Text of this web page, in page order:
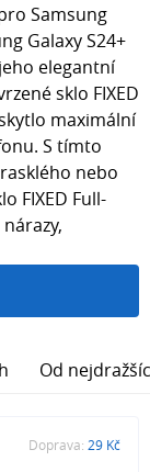
Samsung
Galaxy S24+
elegantní
sklo FIXED
maximální
S tímto
nebo
FIXED Full-
Od
Doprava: 29 Kč